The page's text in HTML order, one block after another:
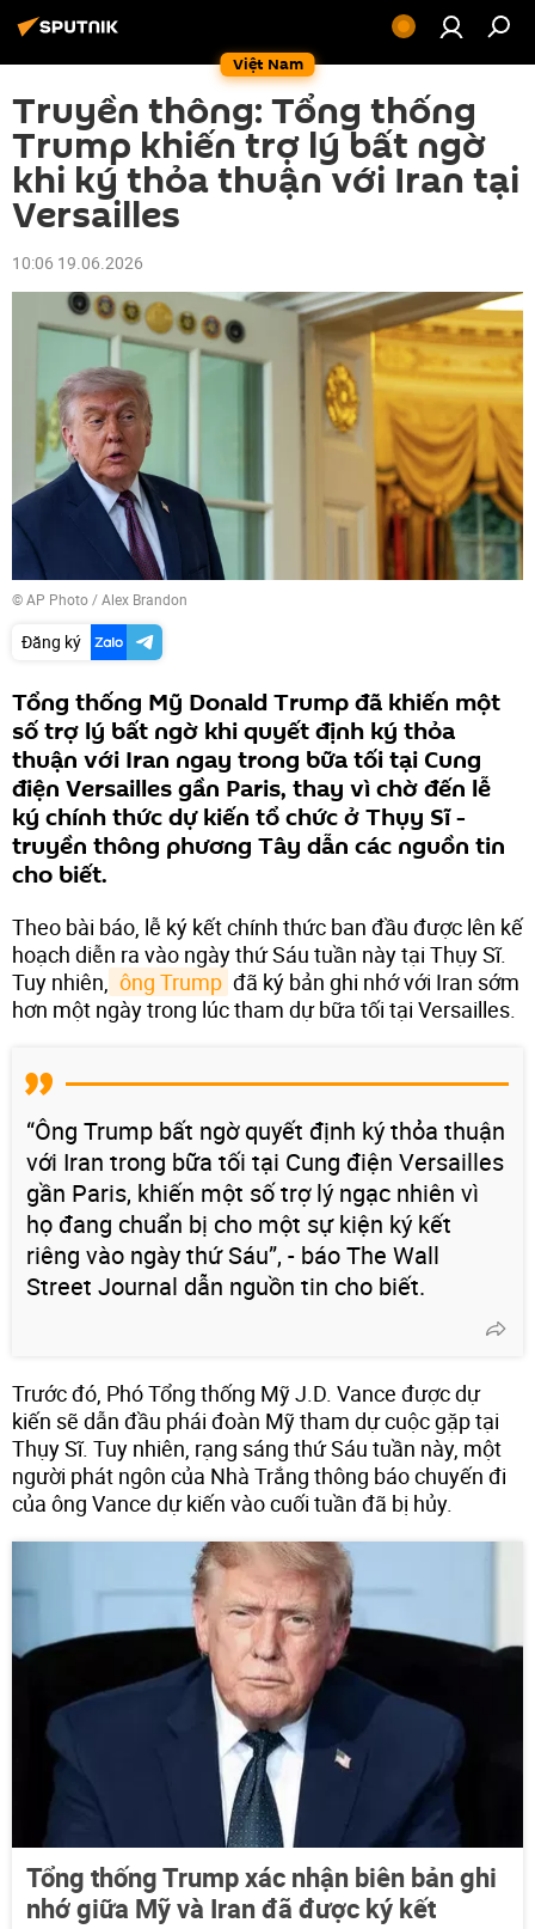
Việt Nam
Truyền thông: Tổng thống
Trump khiến trợ lý bất ngờ
khi ký thỏa thuận với Iran tại
Versailles
10:06 19.06.2026
© AP Photo / Alex Brandon
Đăng ký
Tổng thống Mỹ Donald Trump đã khiến một
số trợ lý bất ngờ khi quyết định ký thỏa
thuận với Iran ngay trong bữa tối tại Cung
điện Versailles gần Paris, thay vì chờ đến lễ
ký chính thức dự kiến tổ chức ở Thụy Sĩ -
truyền thông phương Tây dẫn các nguồn tin
cho biết.
Theo bài báo, lễ ký kết chính thức ban đầu được lên kế
hoạch diễn ra vào ngày thứ Sáu tuần này tại Thụy Sĩ.
Tuy nhiên, ông Trump đã ký bản ghi nhớ với Iran sớm
hơn một ngày trong lúc tham dự bữa tối tại Versailles.
“Ông Trump bất ngờ quyết định ký thỏa thuận
với Iran trong bữa tối tại Cung điện Versailles
gần Paris, khiến một số trợ lý ngạc nhiên vì
họ đang chuẩn bị cho một sự kiện ký kết
riêng vào ngày thứ Sáu”, - báo The Wall
Street Journal dẫn nguồn tin cho biết.
Trước đó, Phó Tổng thống Mỹ J.D. Vance được dự
kiến sẽ dẫn đầu phái đoàn Mỹ tham dự cuộc gặp tại
Thụy Sĩ. Tuy nhiên, rạng sáng thứ Sáu tuần này, một
người phát ngôn của Nhà Trắng thông báo chuyến đi
của ông Vance dự kiến vào cuối tuần đã bị hủy.
Tổng thống Trump xác nhận biên bản ghi
nhớ giữa Mỹ và Iran đã được ký kết